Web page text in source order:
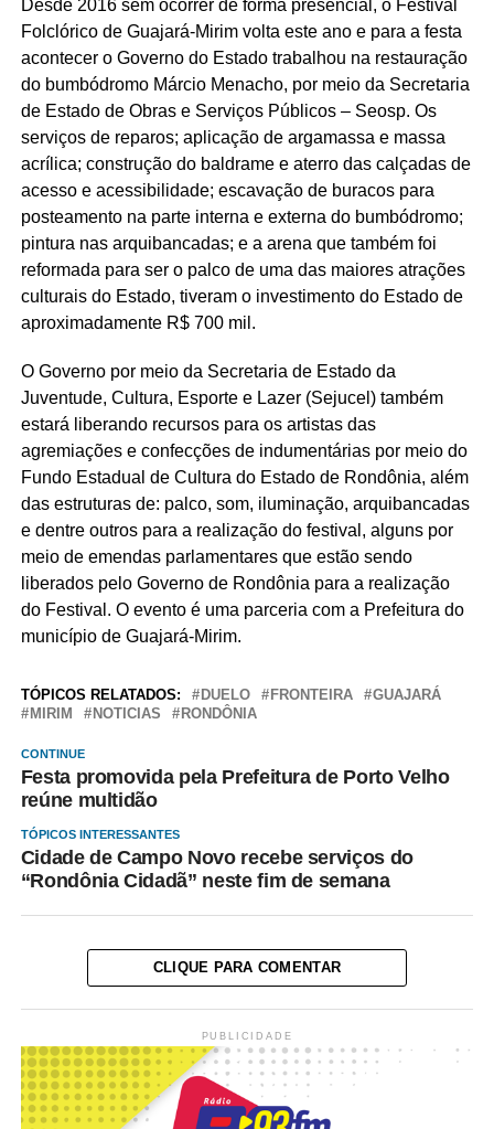
Desde 2016 sem ocorrer de forma presencial, o Festival
Folclórico de Guajará-Mirim volta este ano e para a festa
acontecer o Governo do Estado trabalhou na restauração
do bumbódromo Márcio Menacho, por meio da Secretaria
de Estado de Obras e Serviços Públicos – Seosp. Os
serviços de reparos; aplicação de argamassa e massa
acrílica; construção do baldrame e aterro das calçadas de
acesso e acessibilidade; escavação de buracos para
posteamento na parte interna e externa do bumbódromo;
pintura nas arquibancadas; e a arena que também foi
reformada para ser o palco de uma das maiores atrações
culturais do Estado, tiveram o investimento do Estado de
aproximadamente R$ 700 mil.
O Governo por meio da Secretaria de Estado da
Juventude, Cultura, Esporte e Lazer (Sejucel) também
estará liberando recursos para os artistas das
agremiações e confecções de indumentárias por meio do
Fundo Estadual de Cultura do Estado de Rondônia, além
das estruturas de: palco, som, iluminação, arquibancadas
e dentre outros para a realização do festival, alguns por
meio de emendas parlamentares que estão sendo
liberados pelo Governo de Rondônia para a realização
do Festival. O evento é uma parceria com a Prefeitura do
município de Guajará-Mirim.
TÓPICOS RELATADOS: DUELO FRONTEIRA
GUAJARÁ
MIRIM
NOTICIAS RONDÔNIA
CONTINUE
Festa promovida pela Prefeitura de Porto Velho
reúne multidão
TÓPICOS INTERESSANTES
Cidade de Campo Novo recebe serviços do
“Rondônia Cidadã” neste fim de semana
CLIQUE PARA COMENTAR
PUBLICIDADE